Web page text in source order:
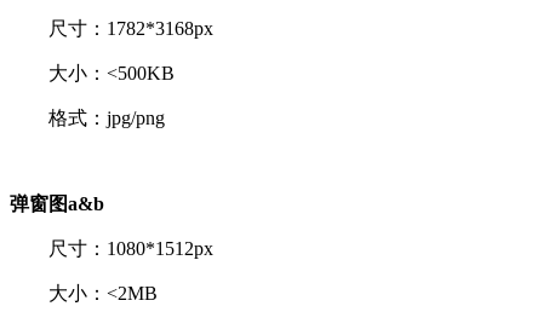
尺寸：1782*3168px
大小：<500KB
格式：jpg/png
弹窗图a&b
尺寸：1080*1512px
大小：<2MB